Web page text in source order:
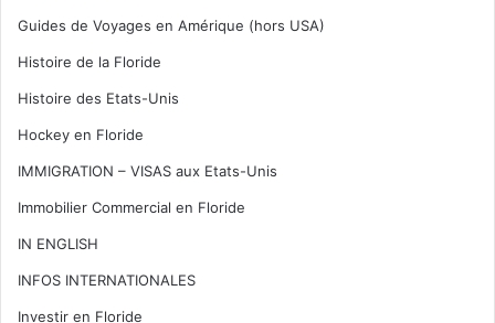
Guides de Voyages en Amérique (hors USA)
Histoire de la Floride
Histoire des Etats-Unis
Hockey en Floride
IMMIGRATION – VISAS aux Etats-Unis
Immobilier Commercial en Floride
IN ENGLISH
INFOS INTERNATIONALES
Investir en Floride